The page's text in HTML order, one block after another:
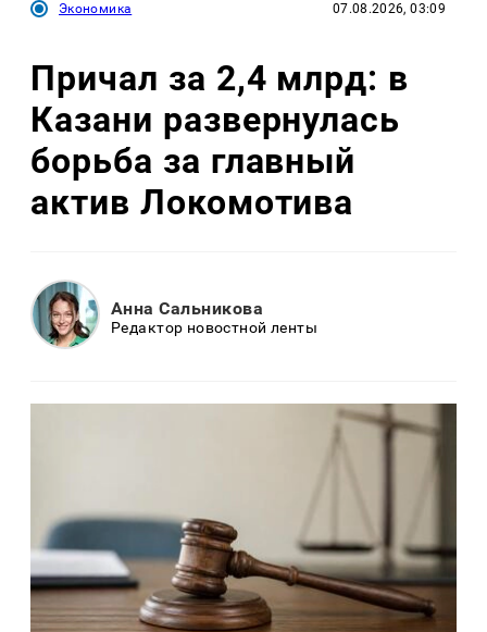
Экономика 07.08.2026, 03:09
Причал за 2,4 млрд: в
Казани развернулась
борьба за главный
актив Локомотива
Анна Сальникова
Редактор новостной ленты